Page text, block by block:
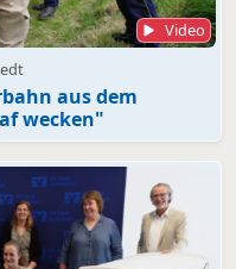
Video
aus dem
wecken"